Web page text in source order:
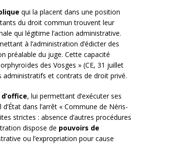
qui la placent dans une position
du droit commun trouvent leur
qui légitime l’action administrative.
à l’administration d’édicter des
préalable du juge. Cette capacité
des Vosges » (CE, 31 juillet
et contrats de droit privé.
, lui permettant d’exécuter ses
dans l’arrêt « Commune de Néris-
strictes : absence d’autres procédures
dispose de pouvoirs de
ou l’expropriation pour cause